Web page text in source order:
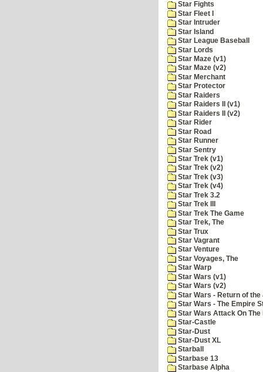
Star Fights
Star Fleet I
Star Intruder
Star Island
Star League Baseball
Star Lords
Star Maze (v1)
Star Maze (v2)
Star Merchant
Star Protector
Star Raiders
Star Raiders II (v1)
Star Raiders II (v2)
Star Rider
Star Road
Star Runner
Star Sentry
Star Trek (v1)
Star Trek (v2)
Star Trek (v3)
Star Trek (v4)
Star Trek 3.2
Star Trek III
Star Trek The Game
Star Trek, The
Star Trux
Star Vagrant
Star Venture
Star Voyages, The
Star Warp
Star Wars (v1)
Star Wars (v2)
Star Wars - Return of
Star Wars - The Empire
Star Wars Attack On The
Star-Castle
Star-Dust
Star-Dust XL
Starball
Starbase 13
Starbase Alpha